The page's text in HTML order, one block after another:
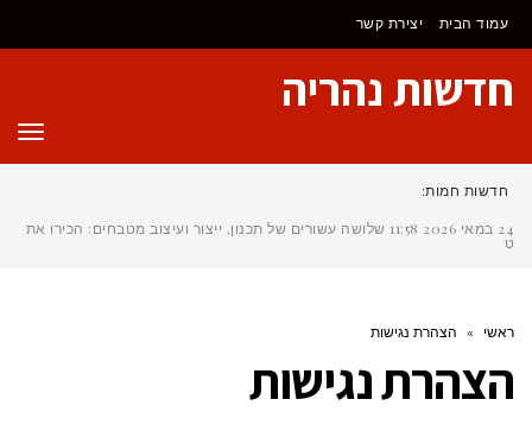
לתוכן
עמוד הבית יצירת קשר
חדשות נהריה
חדשות חמות:
24 במאי 2026
11:58 שלושה עשורים של תכנון, ייצור ועיצוב מטבחים: הכירו את
טל
ראשי » הצהרת נגישות
הצהרת נגישות